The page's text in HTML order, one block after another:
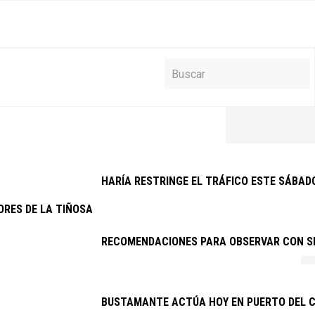
DE LA TIÑOSA DENUNCIAN LOS CONTINUOS CORTES DE LUZ
HARÍA RESTRINGE EL TRÁFICO ESTE
RECOMENDACIONES PARA OBSERVAR CON
BUSTAMANTE ACTÚA HOY EN PUERTO DEL